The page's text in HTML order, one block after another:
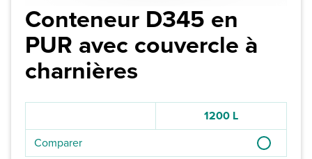
Conteneur D345 en
PUR avec couvercle à
charnières
1200 L
Comparer